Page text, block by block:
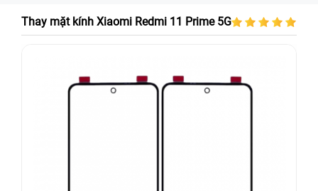
Thay mặt kính Xiaomi Redmi 11 Prime 5G